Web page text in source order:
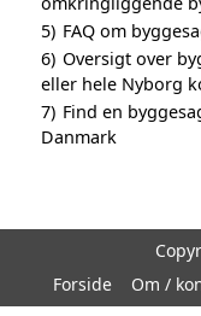
5) FAQ om
6) Oversigt over
eller hele Nyborg
7) Find en
Danmark
Forside
Om /